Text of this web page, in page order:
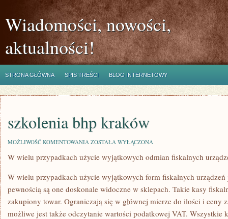
Wiadomości, nowości,
aktualności!
STRONA GŁÓWNA SPIS TREŚCI BLOG INTERNETOWY
szkolenia bhp kraków
MOŻLIWOŚĆ KOMENTOWANIA SZKOLENIA
KRAKÓW
ZOSTAŁA WYŁĄCZONA
W wielu przypadkach użycie wyjątkowych odmian fiskalnych
W wielu przypadkach użycie wyjątkowych form fiskalnych urządzeń
pewnością są one doskonale widoczne w sklepach. Takie kasy
zakupiony towar. Ograniczają się w głównej mierze do ilości i ceny
możliwe jest także odczytanie wartości podatkowej VAT. Wszystkie